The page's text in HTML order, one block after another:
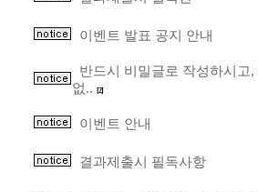
이벤트 발표 공지 안내
반드시 비밀글로 작성하시고,
없..
[2]
이벤트 안내
결과제출시 필독사항